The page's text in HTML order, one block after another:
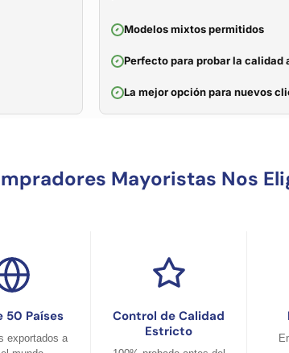
Modelos mixtos permitidos
Perfecto para probar la calidad
La mejor opción para nuevos
Mayoristas Nos
50 Países
exportados a
Control de Calidad
Estricto